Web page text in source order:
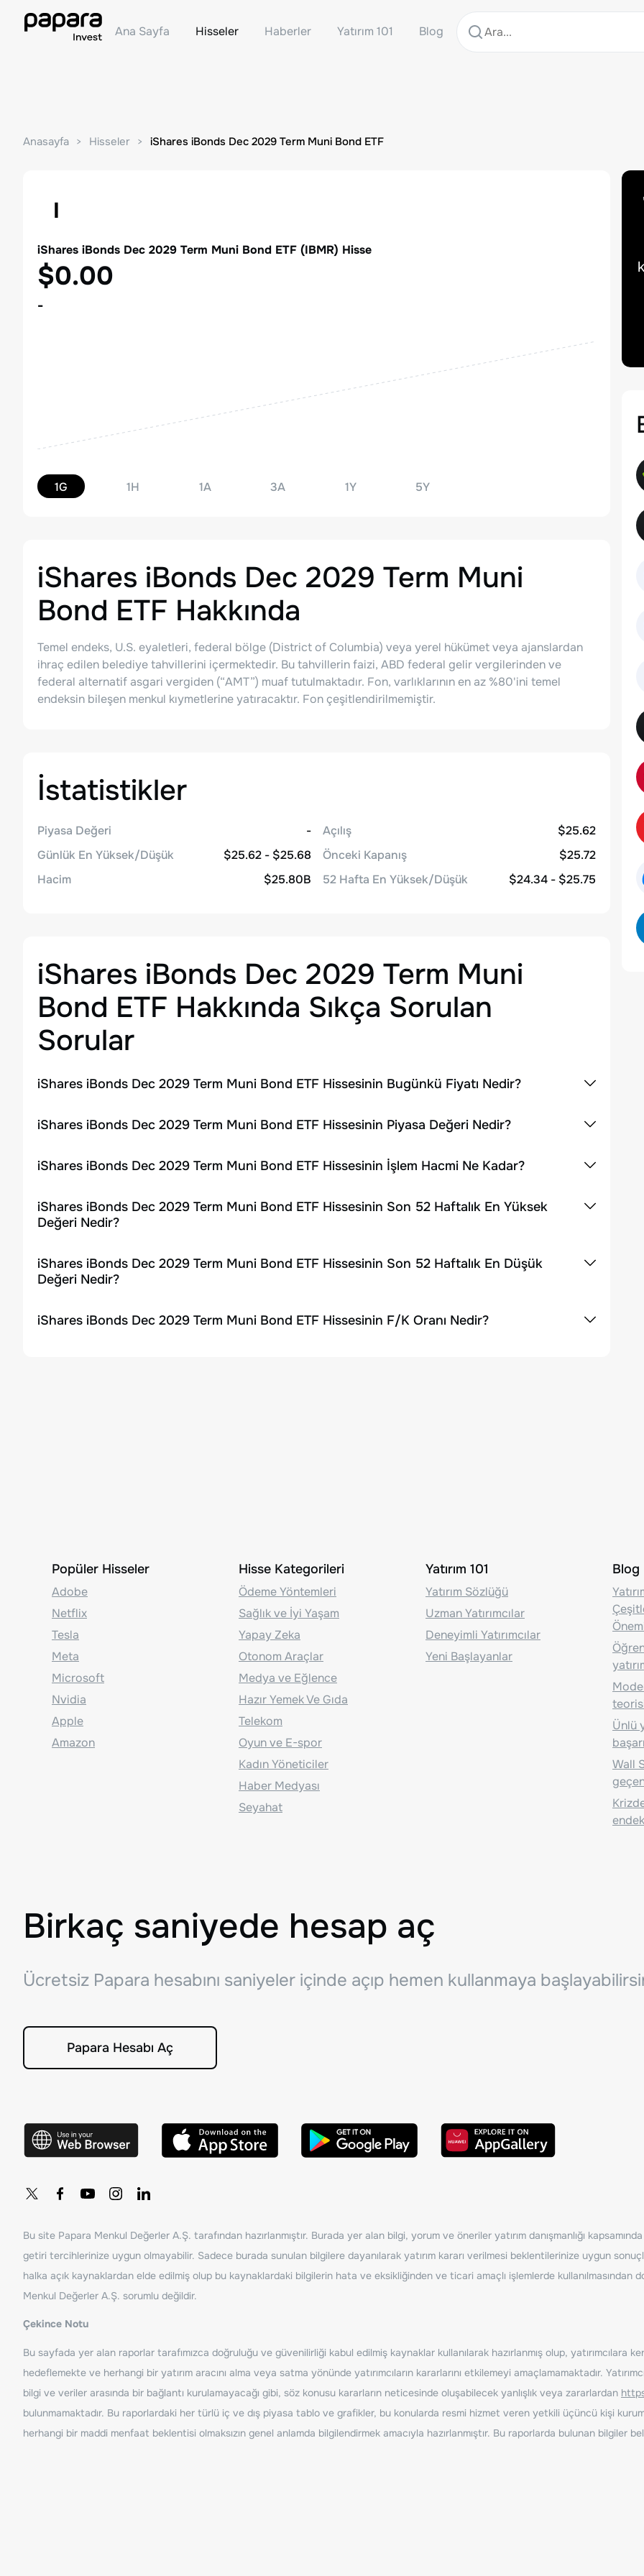
Ana Sayfa Hisseler Haberler Yatırım 101 Blog
Anasayfa Hisseler iShares iBonds Dec 2029 Term Muni Bond ETF
I
iShares iBonds Dec 2029 Term Muni Bond ETF (IBMR) Hisse
$0.00
-
1G 1H 1A 3A 1Y 5Y
iShares iBonds Dec 2029 Term Muni
Bond ETF Hakkında
Temel endeks, U.S. eyaletleri, federal bölge (District of Columbia) veya yerel hükümet veya ajanslardan
ihraç edilen belediye tahvillerini içermektedir. Bu tahvillerin faizi, ABD federal gelir vergilerinden ve
federal alternatif asgari vergiden (“AMT”) muaf tutulmaktadır. Fon, varlıklarının en az %80'ini temel
endeksin bileşen menkul kıymetlerine yatıracaktır. Fon çeşitlendirilmemiştir.
İstatistikler
Piyasa Değeri
-
Günlük En Yüksek/Düşük
$25.62 - $25.68
Hacim
$25.80B
Açılış
$25.62
Önceki Kapanış
$25.72
52 Hafta En Yüksek/Düşük
$24.34 - $25.75
iShares iBonds Dec 2029 Term Muni
Bond ETF Hakkında Sıkça Sorulan
Sorular
iShares iBonds Dec 2029 Term Muni Bond ETF Hissesinin Bugünkü Fiyatı Nedir?
iShares iBonds Dec 2029 Term Muni Bond ETF Hissesinin Piyasa Değeri Nedir?
iShares iBonds Dec 2029 Term Muni Bond ETF Hissesinin İşlem Hacmi Ne Kadar?
iShares iBonds Dec 2029 Term Muni Bond ETF Hissesinin Son 52 Haftalık En Yüksek
Değeri Nedir?
iShares iBonds Dec 2029 Term Muni Bond ETF Hissesinin Son 52 Haftalık En Düşük
Değeri Nedir?
iShares iBonds Dec 2029 Term Muni Bond ETF Hissesinin F/K Oranı Nedir?
Popüler Hisseler
Adobe
Netflix
Tesla
Meta
Microsoft
Nvidia
Apple
Amazon
Hisse Kategorileri
Ödeme Yöntemleri
Sağlık ve İyi Yaşam
Yapay Zeka
Otonom Araçlar
Medya ve Eğlence
Hazır Yemek Ve Gıda
Telekom
Oyun ve E-spor
Kadın Yöneticiler
Haber Medyası
Seyahat
Yatırım 101
Yatırım Sözlüğü
Uzman Yatırımcılar
Deneyimli Yatırımcılar
Yeni Başlayanlar
Blog
Ünlü
Wall
Birkaç saniyede hesap aç
Ücretsiz Papara hesabını saniyeler içinde açıp hemen kullanmaya
Papara Hesabı Aç
Bu site Papara Menkul Değerler A.Ş. tarafından hazırlanmıştır. Burada yer alan bilgi, yorum ve öneriler yatırım danışmanlığı
getiri tercihlerinize uygun olmayabilir. Sadece burada sunulan bilgilere dayanılarak yatırım kararı verilmesi beklentilerinize uygun
halka açık kaynaklardan elde edilmiş olup bu kaynaklardaki bilgilerin hata ve eksikliğinden ve ticari amaçlı işlemlerde
Menkul Değerler A.Ş. sorumlu değildir.
Çekince Notu
Bu sayfada yer alan raporlar tarafımızca doğruluğu ve güvenilirliği kabul edilmiş kaynaklar kullanılarak hazırlanmış olup, yatırımcılara
hedeflemekte ve herhangi bir yatırım aracını alma veya satma yönünde yatırımcıların kararlarını etkilemeyi amaçlamamaktadır.
bilgi ve veriler arasında bir bağlantı kurulamayacağı gibi, söz konusu kararların neticesinde oluşabilecek yanlışlık veya zararlardan
bulunmamaktadır. Bu raporlardaki her türlü iç ve dış piyasa tablo ve grafikler, bu konularda resmi hizmet veren yetkili üçüncü kişi
herhangi bir maddi menfaat beklentisi olmaksızın genel anlamda bilgilendirmek amacıyla hazırlanmıştır. Bu raporlarda bulunan bilgiler